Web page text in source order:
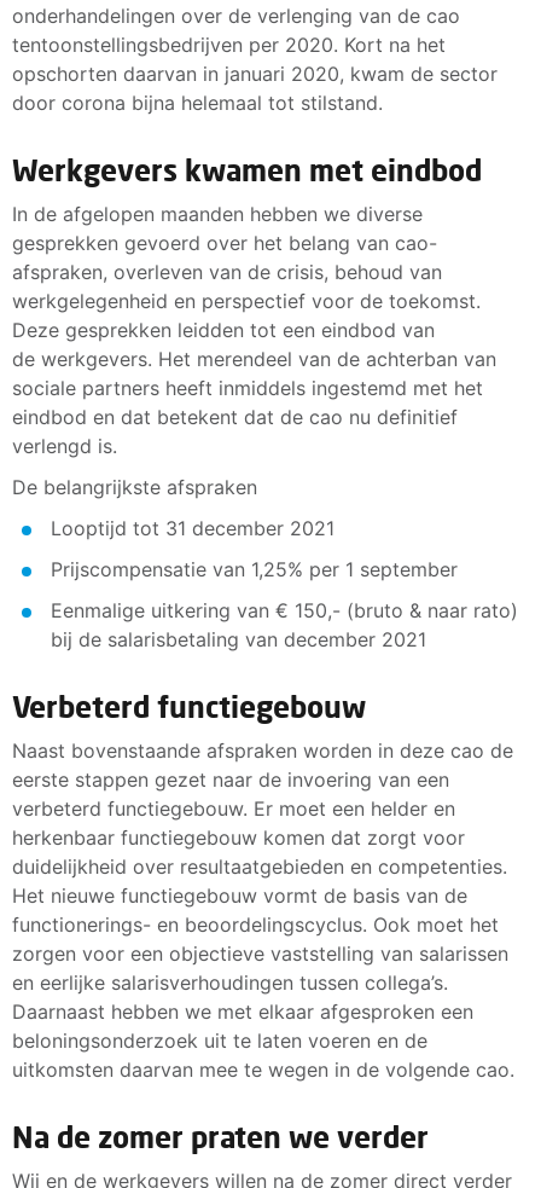
onderhandelingen over de verlenging van de cao
tentoonstellingsbedrijven per 2020. Kort na het
opschorten daarvan in januari 2020, kwam de sector
door corona bijna helemaal tot stilstand.
Werkgevers kwamen met eindbod
In de afgelopen maanden hebben we diverse
gesprekken gevoerd over het belang van cao-
afspraken, overleven van de crisis, behoud van
werkgelegenheid en perspectief voor de toekomst.
Deze gesprekken leidden tot een eindbod van
de werkgevers. Het merendeel van de achterban van
sociale partners heeft inmiddels ingestemd met het
eindbod en dat betekent dat de cao nu definitief
verlengd is.
De belangrijkste afspraken
Looptijd tot 31 december 2021
Prijscompensatie van 1,25% per 1 september
Eenmalige uitkering van € 150,- (bruto & naar rato)
bij de salarisbetaling van december 2021
Verbeterd functiegebouw
Naast bovenstaande afspraken worden in deze cao de
eerste stappen gezet naar de invoering van een
verbeterd functiegebouw. Er moet een helder en
herkenbaar functiegebouw komen dat zorgt voor
duidelijkheid over resultaatgebieden en competenties.
Het nieuwe functiegebouw vormt de basis van de
functionerings- en beoordelingscyclus. Ook moet het
zorgen voor een objectieve vaststelling van salarissen
en eerlijke salarisverhoudingen tussen collega’s.
Daarnaast hebben we met elkaar afgesproken een
beloningsonderzoek uit te laten voeren en de
uitkomsten daarvan mee te wegen in de volgende cao.
Na de zomer praten we verder
Wij en de werkgevers willen na de zomer direct verder